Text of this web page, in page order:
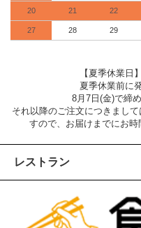
20 21 22
27 28 29
【夏季休業日
夏季休業前に
8月7日(金)で締
それ以降のご注文につきまし
すので、お届けまでにお時
レストラン